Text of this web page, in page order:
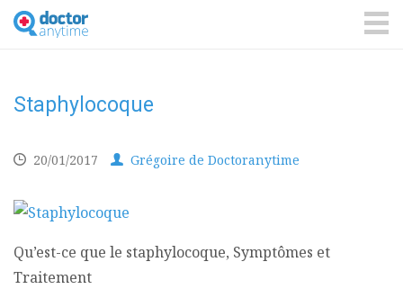
DoctorAnyTime
You
are
Staphylocoque
20/01/2017 Grégoire de Doctoranytime
Qu’est-ce que le staphylocoque, Symptômes et
Traitement